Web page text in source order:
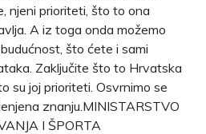
njeni prioriteti, što to ona
A iz toga onda možemo
što ćete i sami
Zaključite što to Hrvatska
su joj prioriteti. Osvrnimo se
znanju.MINISTARSTVO
I ŠPORTA